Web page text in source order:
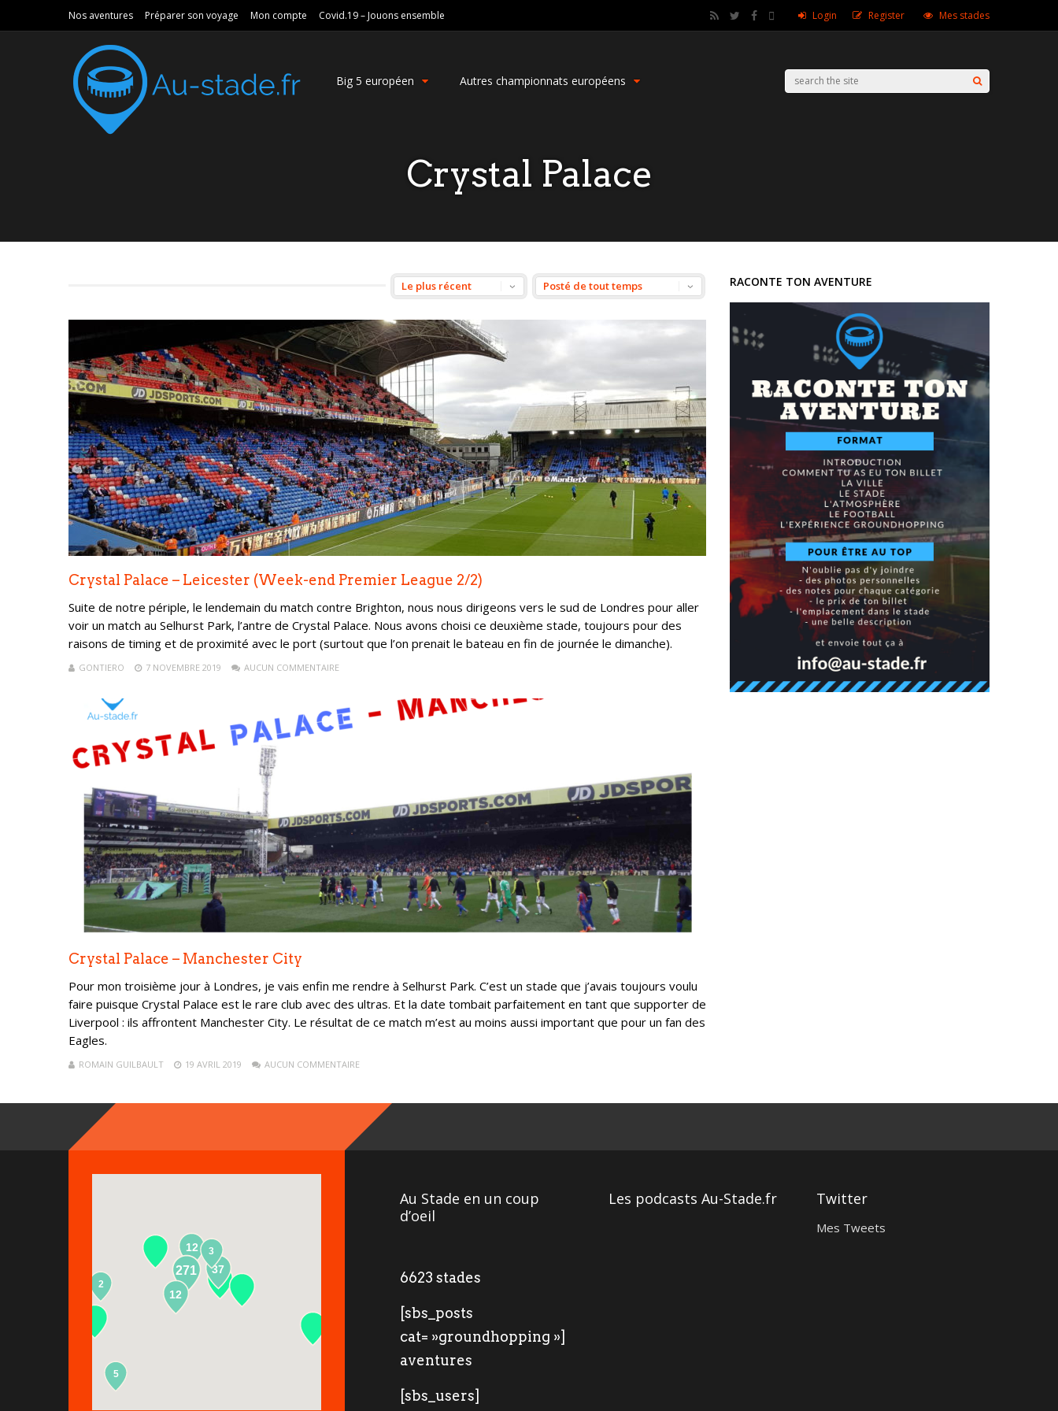
Nos aventures Préparer son voyage Mon compte Covid.19 – Jouons ensemble Login Register Mes stades
Big 5 européen Autres championnats européens
Crystal Palace
Crystal Palace – Leicester (Week-end Premier League 2/2)
Suite de notre périple, le lendemain du match contre Brighton, nous nous dirigeons vers le sud de Londres pour aller
voir un match au Selhurst Park, l’antre de Crystal Palace. Nous avons choisi ce deuxième stade, toujours pour des
raisons de timing et de proximité avec le port (surtout que l’on prenait le bateau en fin de journée le dimanche).
GONTIERO 7 NOVEMBRE 2019 AUCUN COMMENTAIRE
Crystal Palace – Manchester City
Pour mon troisième jour à Londres, je vais enfin me rendre à Selhurst Park. C’est un stade que j’avais toujours voulu
faire puisque Crystal Palace est le rare club avec des ultras. Et la date tombait parfaitement en tant que supporter de
Liverpool : ils affrontent Manchester City. Le résultat de ce match m’est au moins aussi important que pour un fan des
Eagles.
ROMAIN GUILBAULT 19 AVRIL 2019 AUCUN COMMENTAIRE
RACONTE TON AVENTURE
12
271 37
2
5
12
3
Au Stade en un coup
d’oeil
6623 stades
[sbs_posts
cat= »groundhopping »]
aventures
[sbs_users]
Les podcasts Au-Stade.fr Twitter
Mes Tweets